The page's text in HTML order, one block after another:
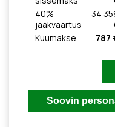
40%
jääkväärtus
34
Kuumakse
787